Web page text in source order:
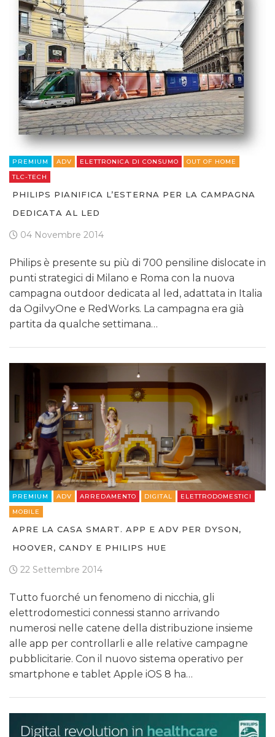
PREMIUM ADV ELETTRONICA DI CONSUMO
OUT OF HOME
TLC-TECH
PHILIPS PIANIFICA L’ESTERNA PER LA CAMPAGNA
DEDICATA AL LED
04 Novembre 2014
Philips è presente su più di 700 pensiline dislocate in
punti strategici di Milano e Roma con la nuova
campagna outdoor dedicata al led, adattata in Italia
da OgilvyOne e RedWorks. La campagna era già
partita da qualche settimana…
PREMIUM ADV ARREDAMENTO DIGITAL
ELETTRODOMESTICI
MOBILE
APRE LA CASA SMART. APP E ADV PER DYSON,
HOOVER, CANDY E PHILIPS HUE
22 Settembre 2014
Tutto fuorché un fenomeno di nicchia, gli
elettrodomestici connessi stanno arrivando
numerosi nelle catene della distribuzione insieme
alle app per controllarli e alle relative campagne
pubblicitarie. Con il nuovo sistema operativo per
smartphone e tablet Apple iOS 8 ha…